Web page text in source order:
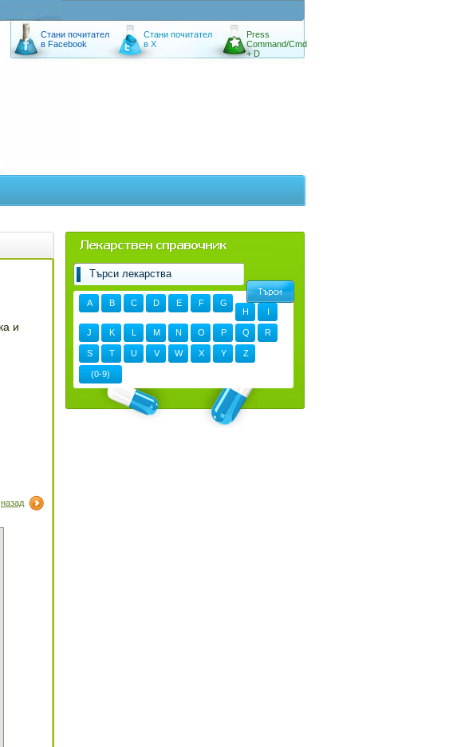
Стани почитател
в Facebook
Стани почитател
в X
Press
Command/Cmd
+ D
и
назад
A B C D E F
G
H
I
J K L M N O P Q R
S T U V W X Y Z
(0-9)